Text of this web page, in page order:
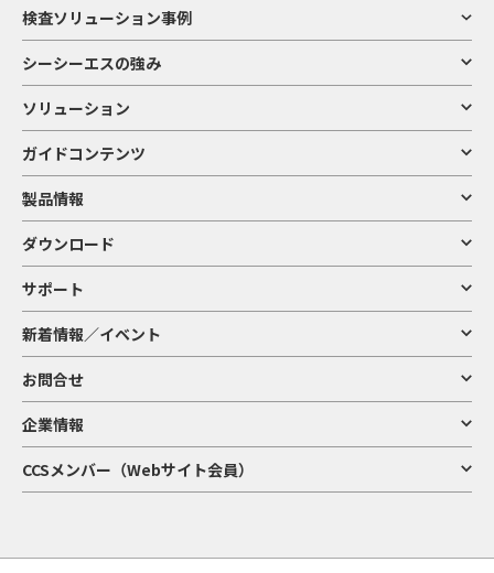
検査ソリューション事例
シーシーエスの強み
ソリューション
ガイドコンテンツ
製品情報
ダウンロード
サポート
新着情報／イベント
お問合せ
企業情報
CCSメンバー（Webサイト会員）